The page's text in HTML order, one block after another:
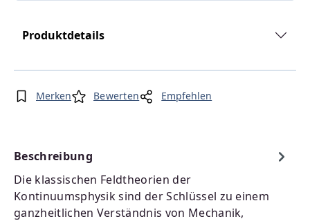
Produktdetails
Merken Bewerten Empfehlen
Beschreibung
Die klassischen Feldtheorien der
Kontinuumsphysik sind der Schlüssel zu einem
ganzheitlichen Verständnis von Mechanik,